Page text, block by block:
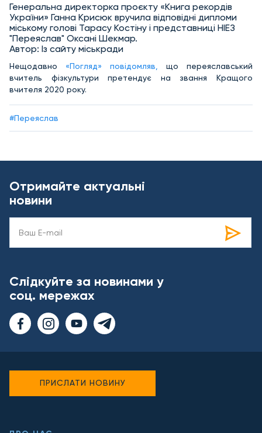
Генеральна директорка проєкту «Книга рекордів
України» Ганна Крисюк вручила відповідні дипломи
міському голові Тарасу Костіну і представниці НІЕЗ
"Переяслав" Оксані Шекмар.
Автор: Із сайту міськради
Нещодавно «Погляд» повідомляв,
що переяславський
вчитель фізкультури претендує на звання Кращого
вчителя 2020 року.
#Переяслав
Отримайте актуальні
новини
Слідкуйте за новинами у
соц. мережах
ПРИСЛАТИ НОВИНУ